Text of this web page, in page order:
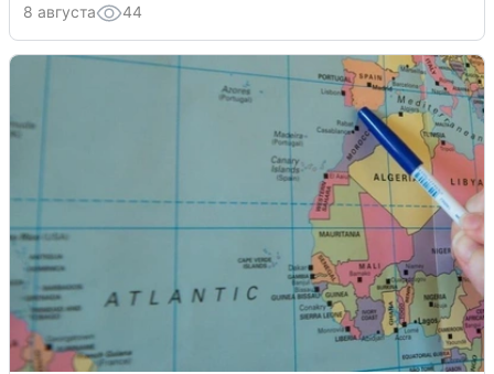
8 августа 44